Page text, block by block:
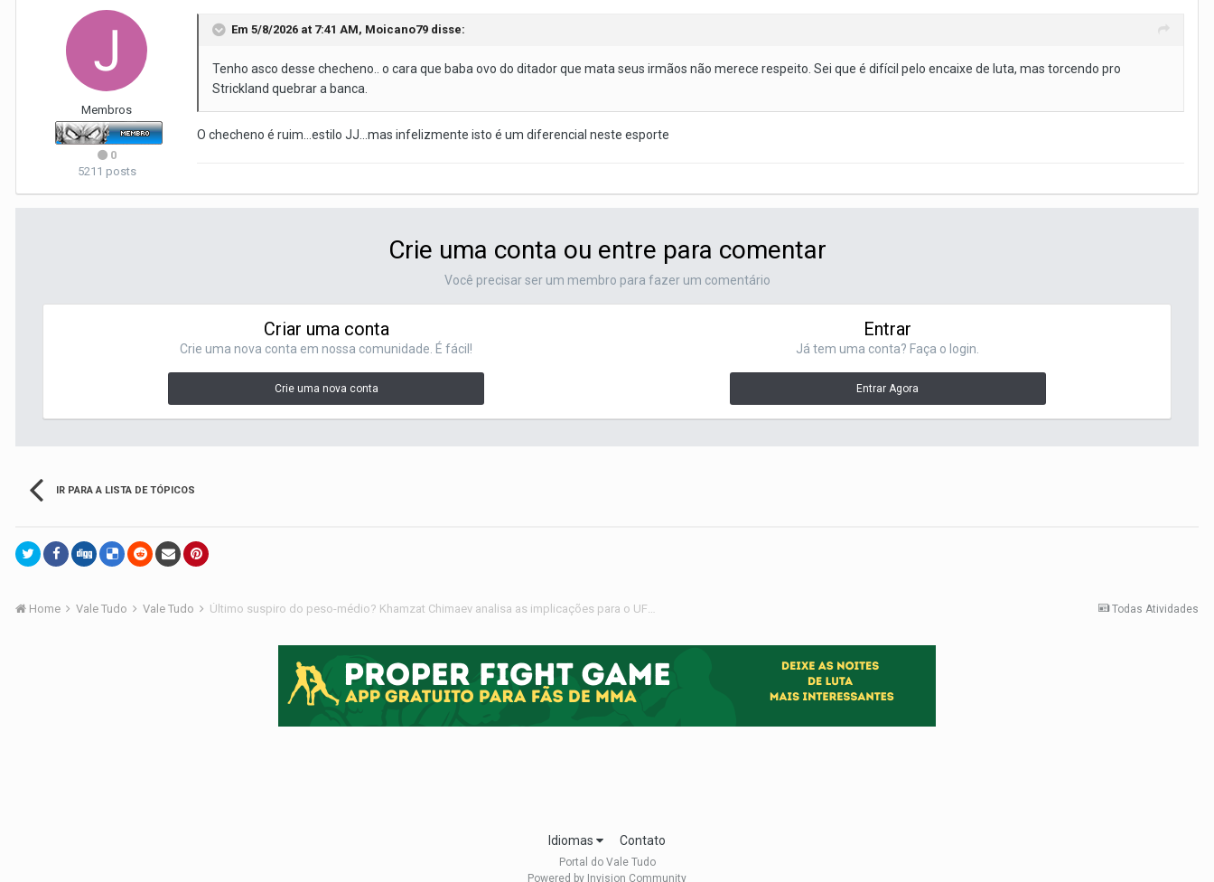
Membros
0
5211 posts
Em 5/8/2026 at 7:41 AM, Moicano79 disse:
Tenho asco desse checheno.. o cara que baba ovo do ditador que mata seus irmãos não merece respeito. Sei que é difícil pelo encaixe de luta, mas torcendo pro
Strickland quebrar a banca.
O checheno é ruim...estilo JJ...mas infelizmente isto é um diferencial neste esporte
Crie uma conta ou entre para comentar
Você precisar ser um membro para fazer um comentário
Criar uma conta
Crie uma nova conta em nossa comunidade. É fácil!
Crie uma nova conta
Entrar
Já tem uma conta? Faça o login.
Entrar Agora
IR PARA A LISTA DE TÓPICOS
Todas Atividades
Home Vale Tudo Vale Tudo Último suspiro do peso-médio? Khamzat Chimaev analisa as implicações para o UFC 328
Idiomas Contato
Portal do Vale Tudo
Powered by Invision Community